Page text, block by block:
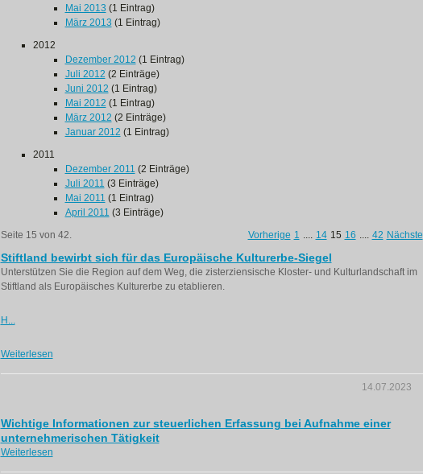
Mai 2013 (1 Eintrag)
März 2013 (1 Eintrag)
2012
Dezember 2012 (1 Eintrag)
Juli 2012 (2 Einträge)
Juni 2012 (1 Eintrag)
Mai 2012 (1 Eintrag)
März 2012 (2 Einträge)
Januar 2012 (1 Eintrag)
2011
Dezember 2011 (2 Einträge)
Juli 2011 (3 Einträge)
Mai 2011 (1 Eintrag)
April 2011 (3 Einträge)
Seite 15 von 42.
Vorherige 1 .... 14 15 16 .... 42 Nächste
Stiftland bewirbt sich für das Europäische Kulturerbe-Siegel
Unterstützen Sie die Region auf dem Weg, die zisterziensische Kloster- und Kulturlandschaft im
Stiftland als Europäisches Kulturerbe zu etablieren.
H...
Weiterlesen
14.07.2023
Wichtige Informationen zur steuerlichen Erfassung bei Aufnahme einer
unternehmerischen Tätigkeit
Weiterlesen